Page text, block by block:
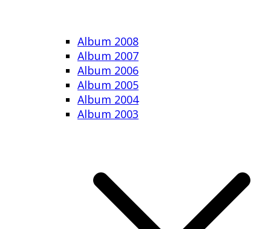
Album 2008
Album 2007
Album 2006
Album 2005
Album 2004
Album 2003